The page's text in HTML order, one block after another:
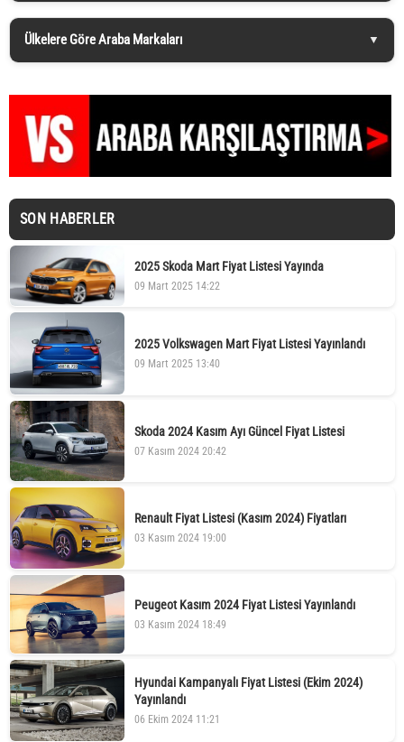
Ülkelere Göre Araba Markaları
SON HABERLER
2025 Skoda Mart Fiyat Listesi Yayında
09 Mart 2025 14:22
2025 Volkswagen Mart Fiyat Listesi Yayınlandı
09 Mart 2025 13:40
Skoda 2024 Kasım Ayı Güncel Fiyat Listesi
07 Kasım 2024 20:42
Renault Fiyat Listesi (Kasım 2024) Fiyatları
03 Kasım 2024 19:00
Peugeot Kasım 2024 Fiyat Listesi Yayınlandı
03 Kasım 2024 18:49
Hyundai Kampanyalı Fiyat Listesi (Ekim 2024)
Yayınlandı
06 Ekim 2024 11:21